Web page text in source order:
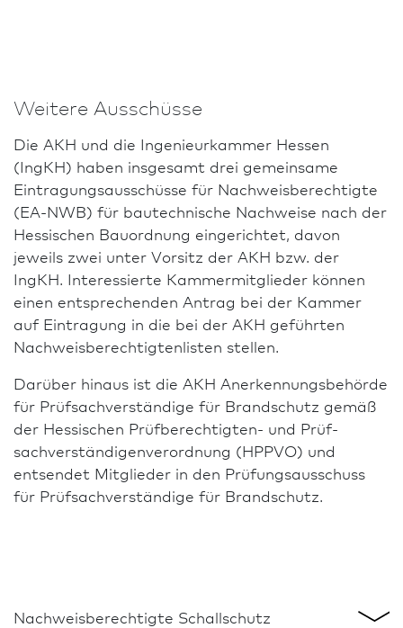
Weitere Ausschüsse
Die AKH und die Ingenieurkammer Hessen
(IngKH) haben insgesamt drei gemeinsame
Eintragungs­ausschüsse für Nachweis­berechtigte
(EA-NWB) für bautechnische Nachweise nach der
Hessischen Bau­ordnung eingerichtet, davon
jeweils zwei unter Vorsitz der AKH bzw. der
IngKH. Interessierte Kammermitglieder können
einen entsprechenden Antrag bei der Kammer
auf Eintragung in die bei der AKH geführten
Nachweis­berechtigtenlisten stellen.
Darüber hinaus ist die AKH Anerkennungs­behörde
für Prüf­sach­verständige für Brand­schutz gemäß
der Hessischen Prüfberechtigten- und Prüf­
sachverständigen­verordnung (HPPVO) und
entsendet Mitglieder in den Prüfungs­ausschuss
für Prüf­sach­verständige für Brand­schutz.
Nachweis­berechtigte Schallschutz